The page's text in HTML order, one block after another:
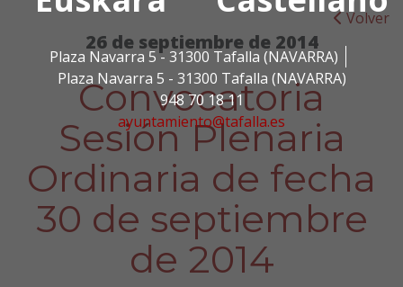
Plaza Navarra 5 - 31300 Tafalla (NAVARRA)
Plaza Navarra 5 - 31300 Tafalla (NAVARRA)
948 70 18 11
ayuntamiento@tafalla.es
Volver
26 de septiembre de 2014
Convocatoria
Sesión Plenaria
Ordinaria de fecha
30 de septiembre
de 2014